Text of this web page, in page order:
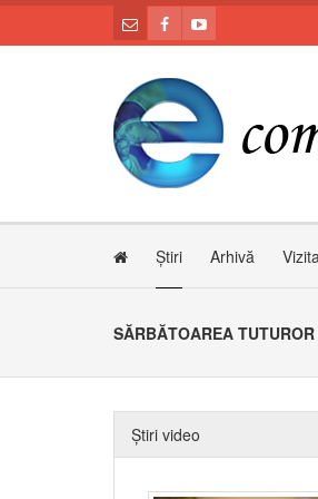
Știri Arhivă
SĂRBĂTOAREA
Știri video